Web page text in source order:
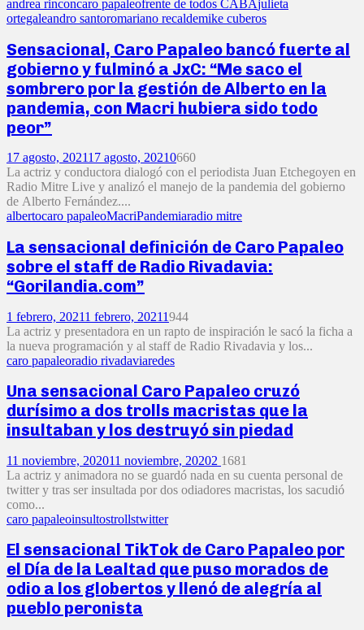
andrea rinconcaro papaleofrente de todos CABAjulieta
ortegaleandro santoromariano recaldemike cuberos
Sensacional, Caro Papaleo bancó fuerte al
gobierno y fulminó a JxC: “Me saco el
sombrero por la gestión de Alberto en la
pandemia, con Macri hubiera sido todo
peor”
17 agosto, 202117 agosto, 20210660
La actriz y conductora dialogó con el periodista Juan Etchegoyen en
Radio Mitre Live y analizó el manejo de la pandemia del gobierno
de Alberto Fernández....
albertocaro papaleoMacriPandemiaradio mitre
La sensacional definición de Caro Papaleo
sobre el staff de Radio Rivadavia:
“Gorilandia.com”
1 febrero, 20211 febrero, 20211944
La actriz y presentadora en un rapto de inspiración le sacó la ficha a
la nueva programación y al staff de Radio Rivadavia y los...
caro papaleoradio rivadaviaredes
Una sensacional Caro Papaleo cruzó
durísimo a dos trolls macristas que la
insultaban y los destruyó sin piedad
11 noviembre, 202011 noviembre, 20202 1681
La actriz y animadora no se guardó nada en su cuenta personal de
twitter y tras ser insultada por dos odiadores macristas, los sacudió
como...
caro papaleoinsultostrollstwitter
El sensacional TikTok de Caro Papaleo por
el Día de la Lealtad que puso morados de
odio a los globertos y llenó de alegría al
pueblo peronista